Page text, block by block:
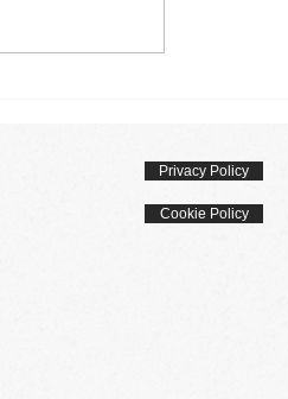
Privacy Policy
Cookie Policy